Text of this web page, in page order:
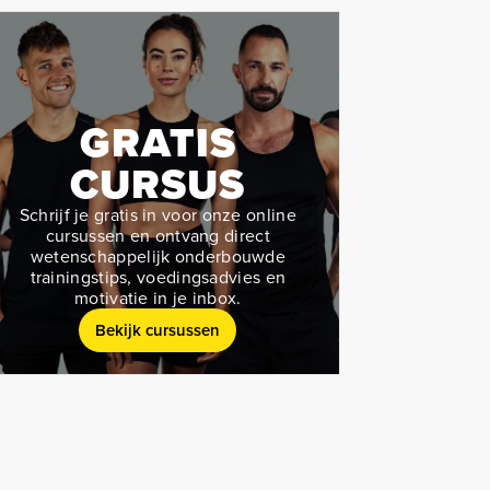
GRATIS
CURSUS
Schrijf je gratis in voor onze online
cursussen en ontvang direct
wetenschappelijk onderbouwde
trainingstips, voedingsadvies en
motivatie in je inbox.
Bekijk cursussen